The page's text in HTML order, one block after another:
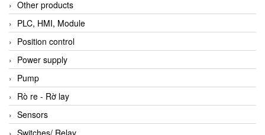
Other products
PLC, HMI, Module
Position control
Power supply
Pump
Rò re - Rờ lay
Sensors
Switches/ Relay